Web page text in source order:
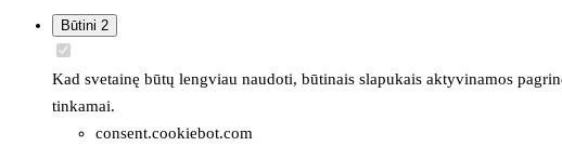
Būtini 2
Kad svetainę būtų lengviau naudoti, būtinais slapukais aktyvinamos
tinkamai.
consent.cookiebot.com